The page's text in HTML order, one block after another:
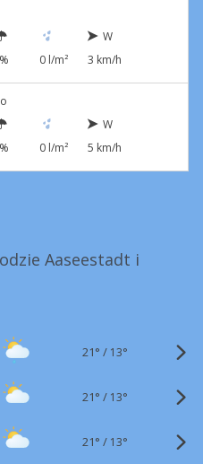
0 l/m²
W
3 km/h
0 l/m²
W
5 km/h
Aaseestadt i
21° / 13°
21° / 13°
21° / 13°